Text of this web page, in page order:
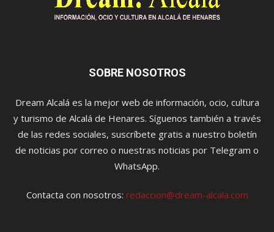
SOBRE NOSOTROS
Dream Alcalá es la mejor web de información, ocio, cultura
y turismo de Alcalá de Henares. Síguenos también a través
de las redes sociales, suscríbete gratis a nuestro boletín
de noticias por correo o nuestras noticias por Telegram o
WhatsApp.
Contacta con nosotros: redaccion@dream-alcala.com